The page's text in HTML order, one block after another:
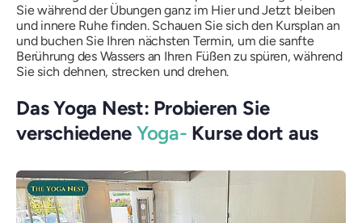
Sie während der Übungen ganz im Hier und Jetzt bleiben
und innere Ruhe finden. Schauen Sie sich den Kursplan an
und buchen Sie Ihren nächsten Termin, um die sanfte
Berührung des Wassers an Ihren Füßen zu spüren, während
Sie sich dehnen, strecken und drehen.
Das Yoga Nest: Probieren Sie
verschiedene Yoga- Kurse dort aus